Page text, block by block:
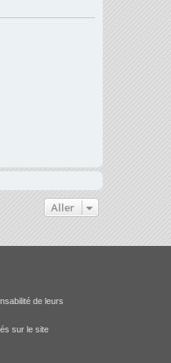
Aller
de leurs
sur le site